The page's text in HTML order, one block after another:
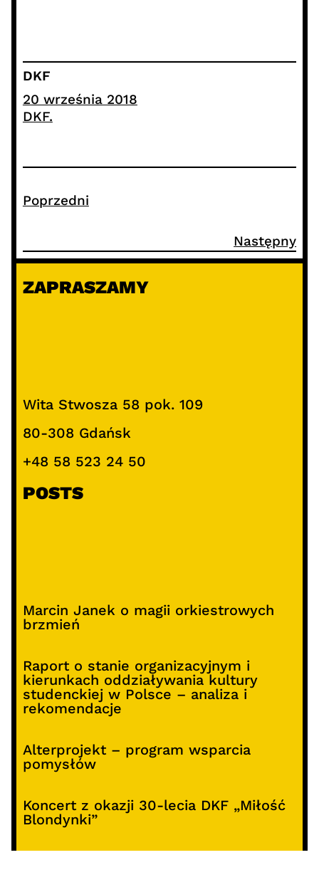
DKF
20 września 2018
DKF.
Poprzedni
Następny
ZAPRASZAMY
Wita Stwosza 58 pok. 109
80-308 Gdańsk
+48 58 523 24 50
POSTS
Marcin Janek o magii orkiestrowych
brzmień
Raport o stanie organizacyjnym i
kierunkach oddziaływania kultury
studenckiej w Polsce – analiza i
rekomendacje
Alterprojekt – program wsparcia
pomysłów
Koncert z okazji 30-lecia DKF „Miłość
Blondynki”